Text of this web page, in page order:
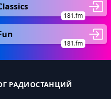
181.fm
181.fm
РАДИОСТАНЦИЙ